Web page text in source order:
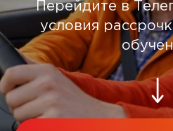
Перейдите в
условия